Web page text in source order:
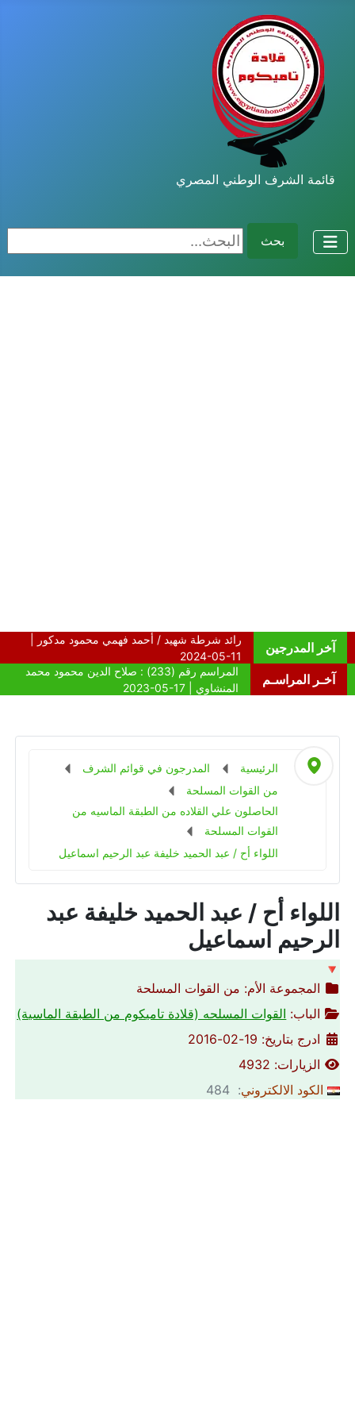
قائمة الشرف الوطني المصري
بحث البحث...
آخر المدرجين
آخـر المراسـم
الرئيسية
المدرجون في قوائم الشرف
من القوات المسلحة
الحاصلون علي القلاده من الطبقة الماسيه من
القوات المسلحة
اللواء أح / عبد الحميد خليفة عبد الرحيم اسماعيل
اللواء أح / عبد الحميد خليفة عبد
الرحيم اسماعيل
🔻
المجموعة الأم: من القوات المسلحة
الباب: القوات المسلحه (قلادة تاميكوم من الطبقة الماسية)
ادرج بتاريخ: 19-02-2016
الزيارات: 4932
الكود الالكتروني: 484